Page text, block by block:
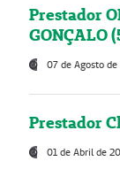
Prestador
GONÇALO
07 de Agosto
Prestador
01 de Abril de